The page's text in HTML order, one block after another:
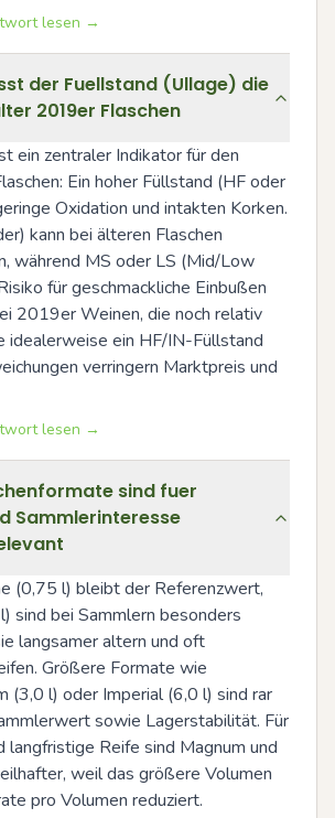
lesen →
der Fuellstand (Ullage) die
2019er Flaschen
ein zentraler Indikator für den
Ein hoher Füllstand (HF oder
Oxidation und intakten Korken.
kann bei älteren Flaschen
während MS oder LS (Mid/Low
für geschmackliche Einbußen
2019er Weinen, die noch relativ
idealerweise ein HF/IN-Füllstand
verringern Marktpreis und
lesen →
sind fuer
Sammlerinteresse
(0,75 l) bleibt der Referenzwert,
sind bei Sammlern besonders
langsamer altern und oft
Größere Formate wie
(3,0 l) oder Imperial (6,0 l) sind rar
sowie Lagerstabilität. Für
langfristige Reife sind Magnum und
weil das größere Volumen
pro Volumen reduziert.